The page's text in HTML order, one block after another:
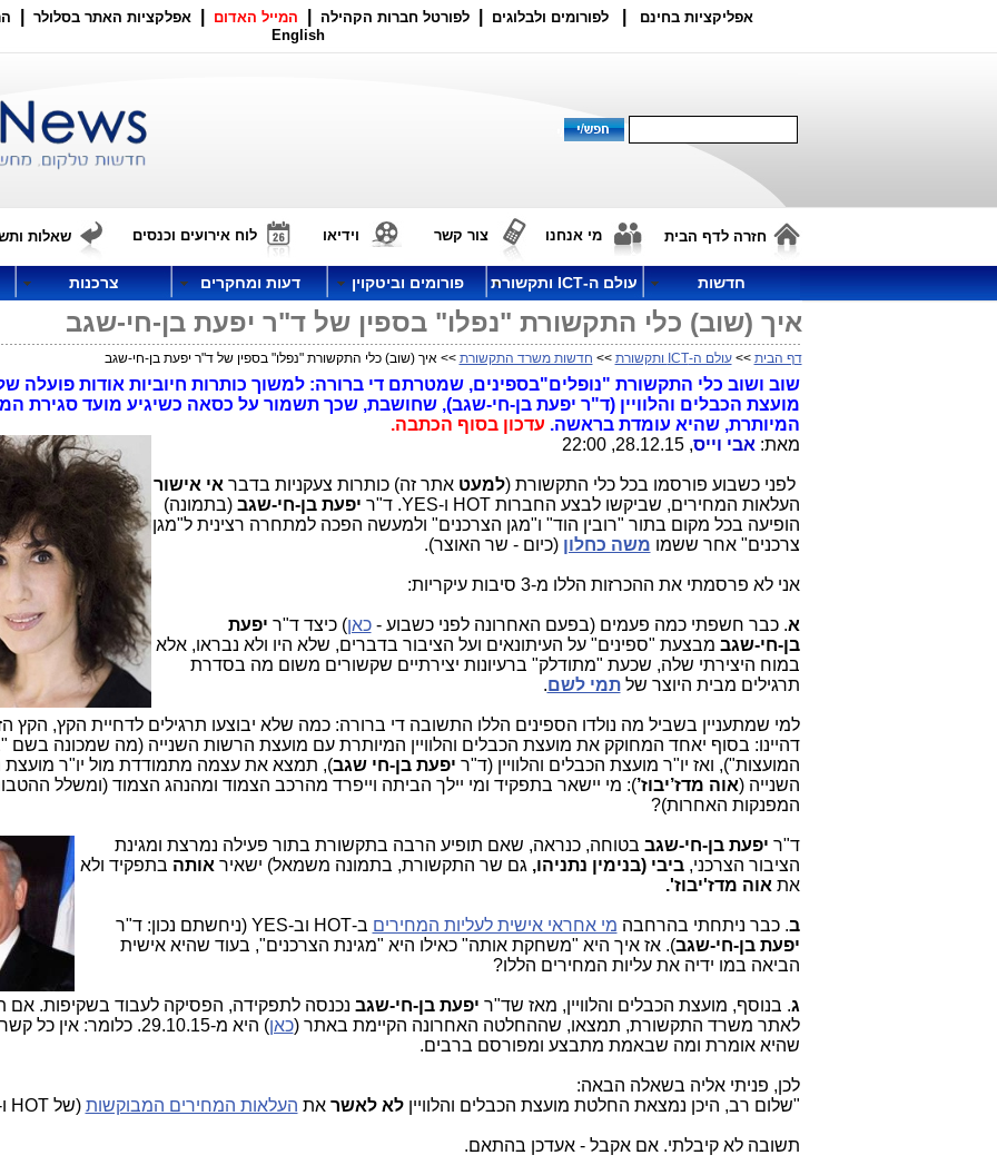
אפליקציות בחינם לפורומים ולבלוגים לפורטל חברות הקהילה המייל האדום אפלקציות האתר בסלולר
English
חזרה לדף הבית מי אנחנו צור קשר וידיאו לוח אירועים וכנסים שאלות
חדשות עולם ה-ICT ותקשורת פורומים וביטקוין דעות ומחקרים צרכנות
איך (שוב) כלי התקשורת "נפלו" בספין של ד"ר יפעת בן-חי-שגב
דף הבית >>עולם ה-ICT ותקשורת >> חדשות משרד התקשורת >> איך (שוב) כלי התקשורת "נפלו" בספין של ד"ר יפעת בן-חי-שגב
שוב ושוב כלי התקשורת "נופלים"בספינים, שמטרתם די ברורה: למשוך כותרות חיוביות אודות פועלה
מועצת הכבלים והלוויין (ד"ר יפעת בן-חי-שגב), שחושבת, שכך תשמור על כסאה כשיגיע מועד סגירת
המיותרת, שהיא עומדת בראשה. עדכון בסוף הכתבה.
מאת: אבי וייס, 28.12.15, 22:00
לפני כשבוע פורסמו בכל כלי התקשורת (למעטאתר זה) כותרות צעקניות בדבר אי אישור
העלאות המחירים, שביקשו לבצע החברות HOT ו-YES. ד"ר
יפעת בן-חי-שגב (בתמונה)
הופיעה בכל מקום בתור "רובין הוד" ו"מגן הצרכנים" ולמעשה הפכה למתחרה רצינית ל"מגן
צרכנים" אחר ששמו משה כחלון (כיום - שר האוצר).
אני לא פרסמתי את ההכרזות הללו מ-3 סיבות עיקריות:
א. כבר חשפתי כמה פעמים (בפעם האחרונה לפני כשבוע -כאן) כיצד ד"ר יפעת
בן-חי-שגב מבצעת "ספינים" על העיתונאים ועל הציבור בדברים, שלא היו ולא נבראו, אלא
במוח היצירתי שלה, שכעת "מתודלק" ברעיונות יצירתיים שקשורים משום מה בסדרת
תרגילים מבית היוצר שלתמי לשם.
למי שמתעניין בשביל מה נולדו הספינים הללו התשובה די ברורה: כמה שלא יבוצעו תרגילים לדחיית הקץ, הקץ
דהיינו: בסוף יאחד המחוקק את מועצת הכבלים והלוויין המיותרת עם מועצת הרשות השנייה (מה שמכונה בשם
המועצות"), ואז יו"ר מועצת הכבלים והלוויין (ד"ר יפעת בן-חי שגב), תמצא את עצמה מתמודדת מול יו"ר מועצת
השנייה (אוה מדז’יבוז’): מי יישאר בתפקיד ומי יילך הביתה וייפרד מהרכב הצמוד ומהנהג הצמוד (ומשלל
המפנקות האחרות)?
ד"ר יפעת בן-חי-שגב בטוחה, כנראה, שאם תופיע הרבה בתקשורת בתור פעילה נמרצת ומגינת
הציבור הצרכני,ביבי (בנימין נתניהו, גם שר התקשורת, בתמונה משמאל) ישאיר אותה בתפקיד ולא
את אוה מדז'יבוז'.
ב. כבר ניתחתי בהרחבה מי אחראי אישית לעליות המחירים ב-HOT וב-YES (ניחשתם נכון: ד"ר
יפעת בן-חי-שגב). אז איך היא "משחקת אותה" כאילו היא "מגינת הצרכנים", בעוד שהיא אישית
הביאה במו ידיה את עליות המחירים הללו?
ג. בנוסף, מועצת הכבלים והלוויין, מאז שד"ר יפעת בן-חי-שגב נכנסה לתפקידה, הפסיקה לעבוד בשקיפות. אם
לאתר משרד התקשורת, תמצאו, שההחלטה האחרונה הקיימת באתר (כאן
) היא מ-29.10.15. כלומר: אין
שהיא אומרת ומה שבאמת מתבצע ומפורסם ברבים.
לכן, פניתי אליה בשאלה הבאה:
"שלום רב, היכן נמצאת החלטת מועצת הכבלים והלווייןלא לאשר את העלאות המחירים המבוקשות (של HOT
תשובה לא קיבלתי. אם אקבל - אעדכן בהתאם.